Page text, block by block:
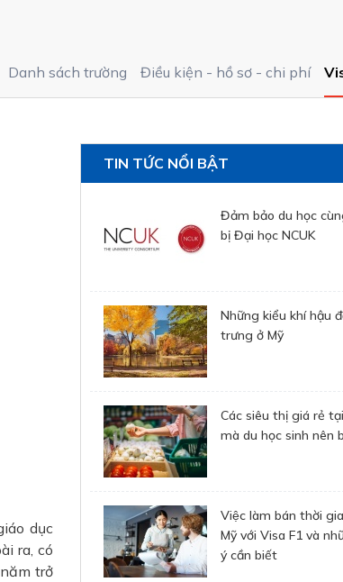
Danh sách trường Điều kiện - hồ sơ - chi phí
dục
ra, có
trở
TIN TỨC NỔI BẬT
Đảm bảo du học
bị Đại học NCUK
Những kiểu khí hậu
trưng ở Mỹ
Các siêu thị giá rẻ
mà du học sinh nên
Việc làm bán thời
Mỹ với Visa F1 và
ý cần biết